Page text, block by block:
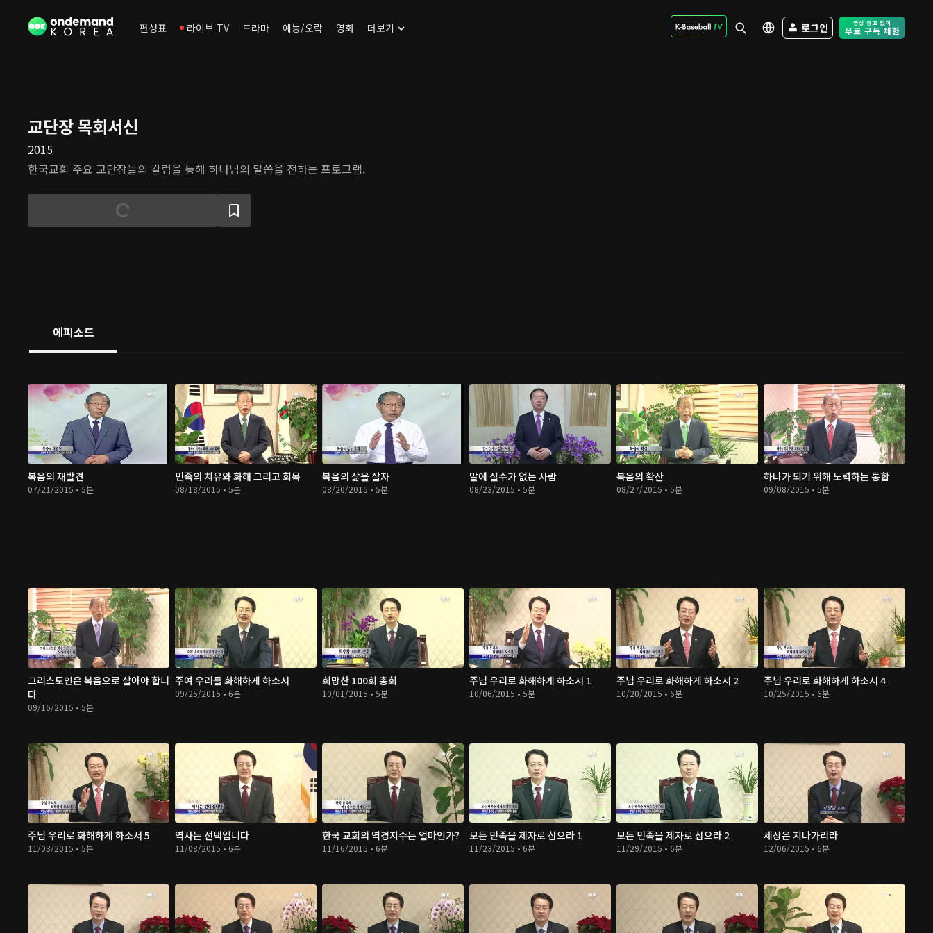
편성표 라이브 TV 드라마 예능/오락 영화 더보기 로그인 Free Trial -
교단장 목회서신
2015
한국교회 주요 교단장들의 칼럼을 통해 하나님의 말씀을 전하는 프로그램.
에피소드
복음의 재발견
07/21/2015 • 5분
민족의 치유와 화해 그리고 회목
08/18/2015 • 5분
복음의 삶을 살자
08/20/2015 • 5분
말에 실수가 없는 사람
08/23/2015 • 5분
복음의 확산
08/27/2015 • 5분
하나가 되기 위해 노력하는 통합
09/08/2015 • 5분
그리스도인은 복음으로 살아야 합니
다
09/16/2015 • 5분
주여 우리를 화해하게 하소서
09/25/2015 • 6분
희망찬 100회 총회
10/01/2015 • 5분
주님 우리로 화해하게 하소서 1
10/06/2015 • 5분
주님 우리로 화해하게 하소서 2
10/20/2015 • 6분
주님 우리로 화해하게 하소서 4
10/25/2015 • 6분
주님 우리로 화해하게 하소서 5
11/03/2015 • 5분
역사는 선택입니다
11/08/2015 • 6분
한국 교회의 역경지수는 얼마인가?
11/16/2015 • 6분
모든 민족을 제자로 삼으라 1
11/23/2015 • 6분
모든 민족을 제자로 삼으라 2
11/29/2015 • 6분
세상은 지나가리라
12/06/2015 • 6분